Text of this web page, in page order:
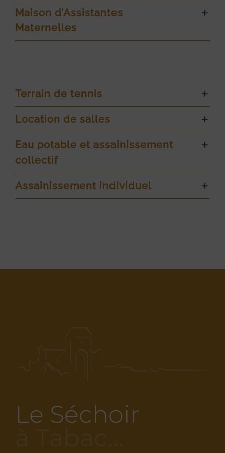
Maison d’Assistantes
Maternelles
Terrain de tennis
Location de salles
Eau potable et assainissement
collectif
Assainissement individuel
Le Séchoir